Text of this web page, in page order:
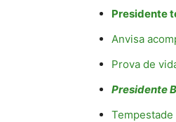
Presidente
Anvisa
Prova de
Presidente